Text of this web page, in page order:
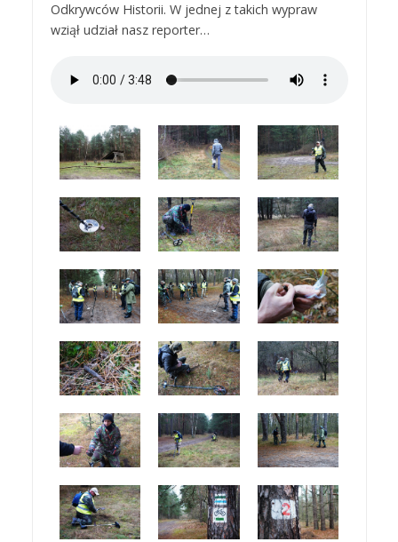
Odkrywców Historii. W jednej z takich wypraw
wziął udział nasz reporter…